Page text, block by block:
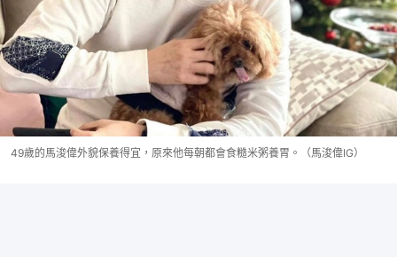
49歲的馬浚偉外貌保養得宜，原來他每朝都會食糙米粥養胃。（馬浚偉IG）